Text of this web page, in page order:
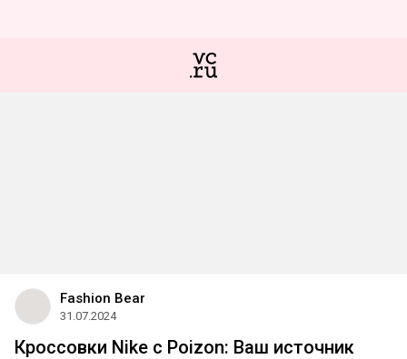
Fashion Bear
31.07.2024
Кроссовки Nike с Poizon: Ваш источник